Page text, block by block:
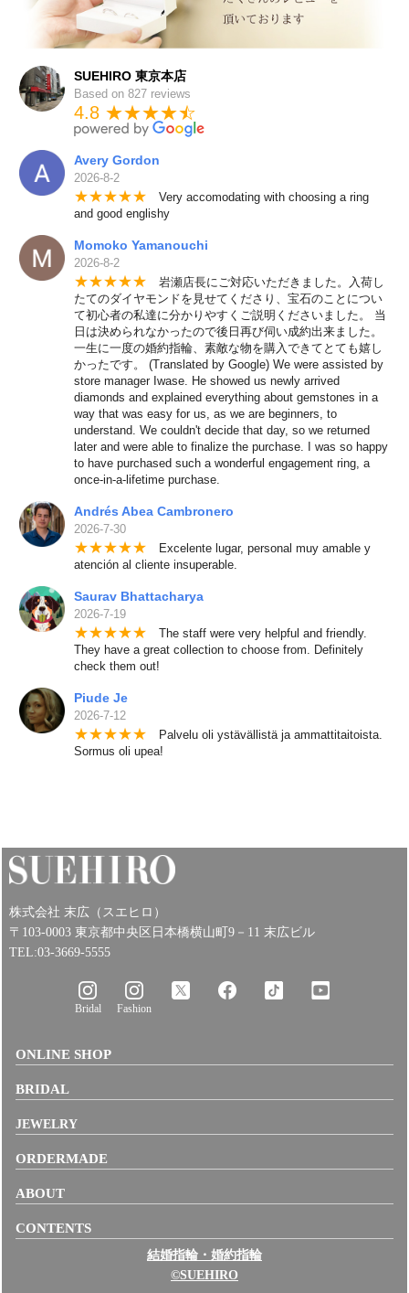
SUEHIRO 東京本店
Based on 827 reviews
4.8 ★★★★★
☆
Avery Gordon
2026-8-2
★★★★★ Very accomodating with choosing a ring
and good englishy
Momoko Yamanouchi
2026-8-2
★★★★★ 岩瀬店長にご対応いただきました。入荷し
たてのダイヤモンドを見せてくださり、宝石のことについ
て初心者の私達に分かりやすくご説明くださいました。 当
日は決められなかったので後日再び伺い成約出来ました。
一生に一度の婚約指輪、素敵な物を購入できてとても嬉し
かったです。 (Translated by Google) We were assisted by
store manager Iwase. He showed us newly arrived
diamonds and explained everything about gemstones in a
way that was easy for us, as we are beginners, to
understand. We couldn't decide that day, so we returned
later and were able to finalize the purchase. I was so happy
to have purchased such a wonderful engagement ring, a
once-in-a-lifetime purchase.
Andrés Abea Cambronero
2026-7-30
★★★★★ Excelente lugar, personal muy amable y
atención al cliente insuperable.
Saurav Bhattacharya
2026-7-19
★★★★★ The staff were very helpful and friendly.
They have a great collection to choose from. Definitely
check them out!
Piude Je
2026-7-12
★★★★★ Palvelu oli ystävällistä ja ammattitaitoista.
Sormus oli upea!
株式会社 末広（スエヒロ）
〒103-0003 東京都中央区日本橋横山町9－11 末広ビル
TEL:03-3669-5555
Bridal Fashion
ONLINE SHOP
BRIDAL
JEWELRY
ORDERMADE
ABOUT
CONTENTS
結婚指輪・婚約指輪
©SUEHIRO